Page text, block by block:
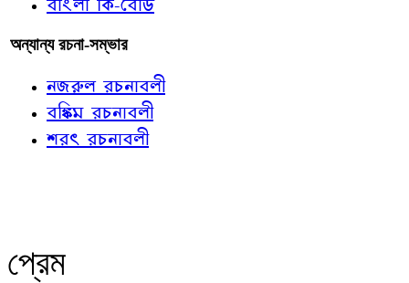
অন্যান্য রচনা-সম্ভার
নজরুল রচনাবলী
বঙ্কিম রচনাবলী
শরৎ রচনাবলী
প্রেম